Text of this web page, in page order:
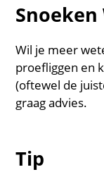
Snoeken
Wil je meer
proefliggen en
(oftewel de
graag advies.
Tip